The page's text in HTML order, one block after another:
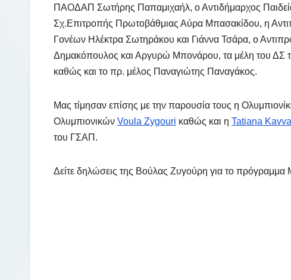
ΠΑΟΔΑΠ Σωτήρης Παπαμιχαήλ, ο Αντιδήμαρχος
Σχ.Επιτροπής Πρωτοβάθμιας Αύρα Μπασακίδου, η
Γονέων Ηλέκτρα Σωτηράκου και Γιάννα Τσάρα, ο
Δημακόπουλος και Αργυρώ Μπονάρου, τα μέλη του ΔΣ
καθώς και το πρ. μέλος Παναγιώτης Παναγάκος.
Μας τίμησαν επίσης με την παρουσία τους η
Ολυμπιονικών Voula Zygouri καθώς και η Tatiana
του ΓΣΑΠ.
Δείτε δηλώσεις της Βούλας Ζυγούρη για το